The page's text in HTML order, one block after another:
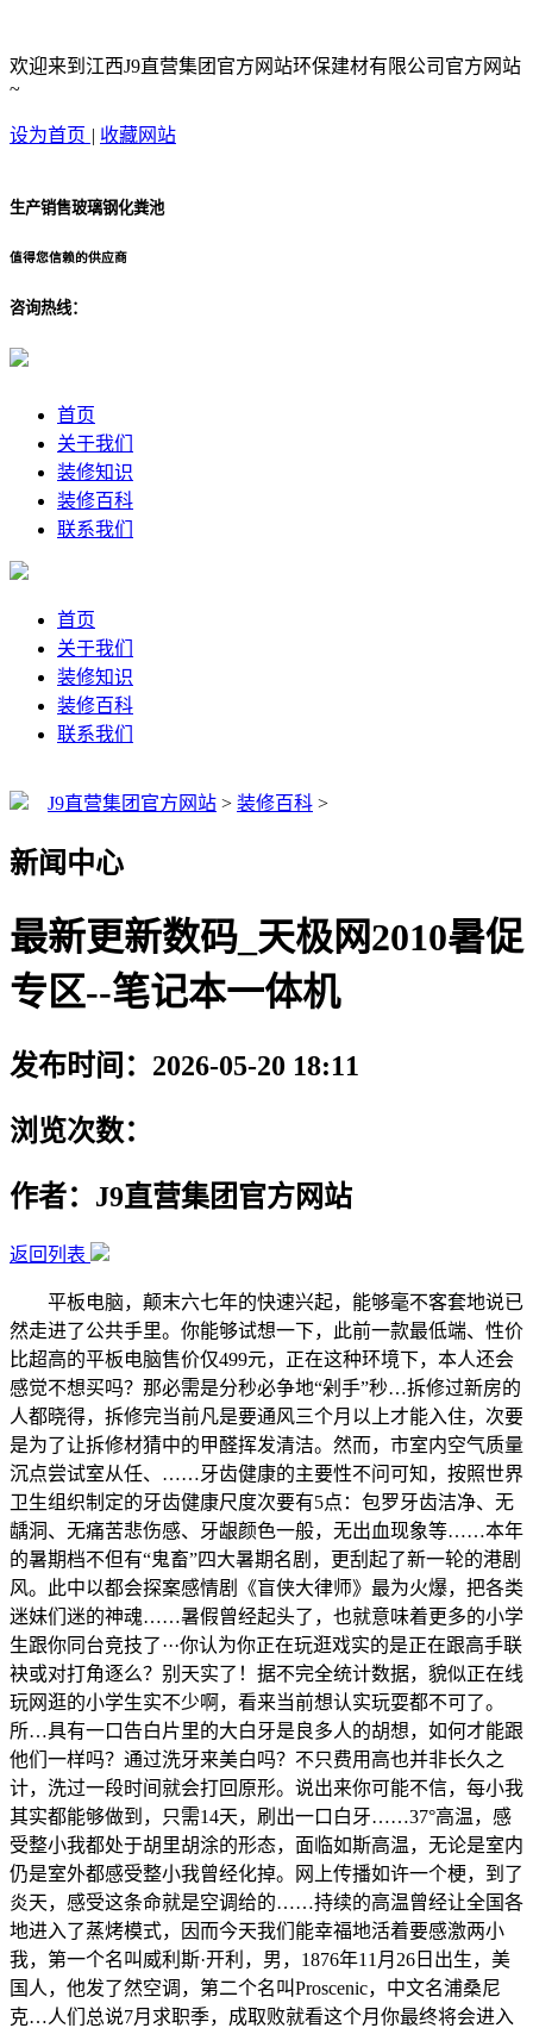
欢迎来到江西J9直营集团官方网站环保建材有限公司官方网站
~
设为首页 | 收藏网站
生产销售玻璃钢化粪池
值得您信赖的供应商
咨询热线：
首页
关于我们
装修知识
装修百科
联系我们
首页
关于我们
装修知识
装修百科
联系我们
J9直营集团官方网站 > 装修百科 >
新闻中心
最新更新数码_天极网2010暑促
专区--笔记本一体机
发布时间：2026-05-20 18:11
浏览次数：
作者：J9直营集团官方网站
返回列表
平板电脑，颠末六七年的快速兴起，能够毫不客套地说已
然走进了公共手里。你能够试想一下，此前一款最低端、性价
比超高的平板电脑售价仅499元，正在这种环境下，本人还会
感觉不想买吗？那必需是分秒必争地“剁手”秒…拆修过新房的
人都晓得，拆修完当前凡是要通风三个月以上才能入住，次要
是为了让拆修材猜中的甲醛挥发清洁。然而，市室内空气质量
沉点尝试室从任、……牙齿健康的主要性不问可知，按照世界
卫生组织制定的牙齿健康尺度次要有5点：包罗牙齿洁净、无
龋洞、无痛苦悲伤感、牙龈颜色一般，无出血现象等……本年
的暑期档不但有“鬼畜”四大暑期名剧，更刮起了新一轮的港剧
风。此中以都会探案感情剧《盲侠大律师》最为火爆，把各类
迷妹们迷的神魂……暑假曾经起头了，也就意味着更多的小学
生跟你同台竞技了···你认为你正在玩逛戏实的是正在跟高手联
袂或对打角逐么？别天实了！据不完全统计数据，貌似正在线
玩网逛的小学生实不少啊，看来当前想认实玩耍都不可了。
所…具有一口告白片里的大白牙是良多人的胡想，如何才能跟
他们一样吗？通过洗牙来美白吗？不只费用高也并非长久之
计，洗过一段时间就会打回原形。说出来你可能不信，每小我
其实都能够做到，只需14天，刷出一口白牙……37°高温，感
受整小我都处于胡里胡涂的形态，面临如斯高温，无论是室内
仍是室外都感受整小我曾经化掉。网上传播如许一个梗，到了
炎天，感受这条命就是空调给的……持续的高温曾经让全国各
地进入了蒸烤模式，因而今天我们能幸福地活着要感激两小
我，第一个名叫威利斯·开利，男，1876年11月26日出生，美
国人，他发了然空调，第二个名叫Proscenic，中文名浦桑尼
克…人们总说7月求职季，成取败就看这个月你最终将会进入